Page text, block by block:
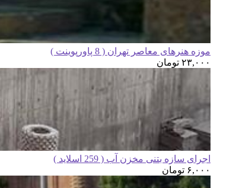
موزه هنرهای معاصر تهران ( 8 پاورپوینت )
۲۳,۰۰۰ تومان
اجرای سازه بتنی مخزن آب ( 259 اسلاید )
۶,۰۰۰ تومان